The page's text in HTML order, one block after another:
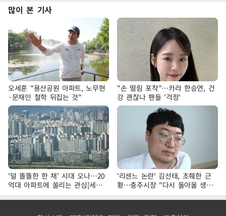
많이 본 기사
오세훈 "용산공원 아파트, 노무현
·문재인 철학 뒤집는 것"
"손 떨림 포착"…카라 한승연, 건
강 괜찮나 팬들 '걱정'
'덜 똘똘한 한 채' 시대 오나…20
억대 아파트에 쏠리는 관심[세제
개편, 그 이후②]
'리센느 논란' 김선태, 초췌한 근
황…충주시장 "다시 돌아올 생
각?"